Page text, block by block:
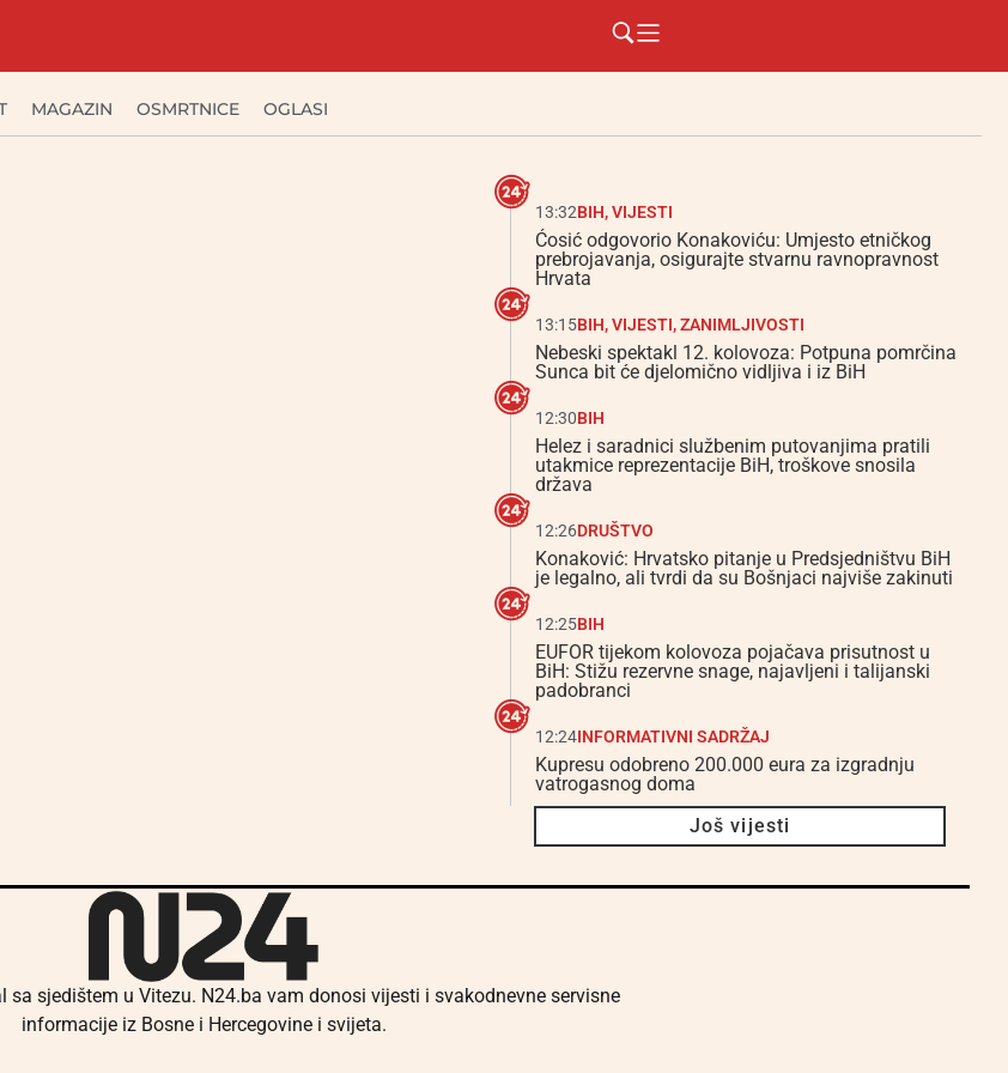
MAGAZIN OSMRTNICE OGLASI
13:32BIH,VIJESTI
Ćosić odgovorio Konakoviću: Umjesto etničkog
prebrojavanja, osigurajte stvarnu ravnopravnost
Hrvata
13:15BIH,VIJESTI,ZANIMLJIVOSTI
Nebeski spektakl 12. kolovoza: Potpuna pomrčina
Sunca bit će djelomično vidljiva i iz BiH
12:30BIH
Helez i saradnici službenim putovanjima pratili
utakmice reprezentacije BiH, troškove snosila
država
12:26DRUŠTVO
Konaković: Hrvatsko pitanje u Predsjedništvu BiH
je legalno, ali tvrdi da su Bošnjaci najviše zakinuti
12:25BIH
EUFOR tijekom kolovoza pojačava prisutnost u
BiH: Stižu rezervne snage, najavljeni i talijanski
padobranci
12:24INFORMATIVNI SADRŽAJ
Kupresu odobreno 200.000 eura za izgradnju
vatrogasnog doma
Još vijesti
sa sjedištem u Vitezu. N24.ba vam donosi vijesti i svakodnevne servisne
informacije iz Bosne i Hercegovine i svijeta.